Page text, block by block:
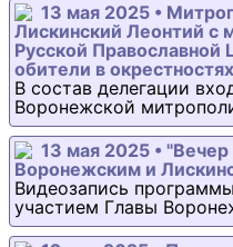
13 мая 2025 •
Лискинский Леонтий с
Русской Православной
обители в
В состав делегации
Воронежской
13 мая 2025 •
Воронежским и
Видеозапись
участием Главы